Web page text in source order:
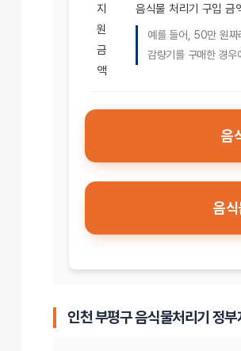
지
원
금
액
음식물 처리기 구입
예를 들어, 50만 원짜
감량기를 구매한 경
음
음
인천 부평구 음식물처리기 정